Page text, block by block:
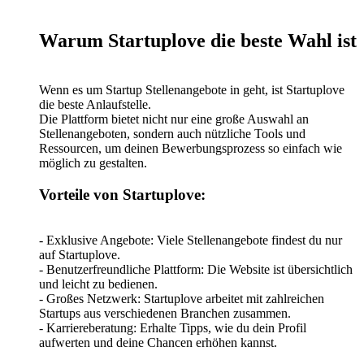
Warum Startuplove die beste Wahl ist
Wenn es um Startup Stellenangebote in geht, ist Startuplove
die beste Anlaufstelle.
Die Plattform bietet nicht nur eine große Auswahl an
Stellenangeboten, sondern auch nützliche Tools und
Ressourcen, um deinen Bewerbungsprozess so einfach wie
möglich zu gestalten.
Vorteile von Startuplove:
- Exklusive Angebote: Viele Stellenangebote findest du nur
auf Startuplove.
- Benutzerfreundliche Plattform: Die Website ist übersichtlich
und leicht zu bedienen.
- Großes Netzwerk: Startuplove arbeitet mit zahlreichen
Startups aus verschiedenen Branchen zusammen.
- Karriereberatung: Erhalte Tipps, wie du dein Profil
aufwerten und deine Chancen erhöhen kannst.